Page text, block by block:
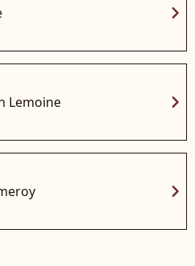
chevron_right
Lemoine chevron_right
chevron_right